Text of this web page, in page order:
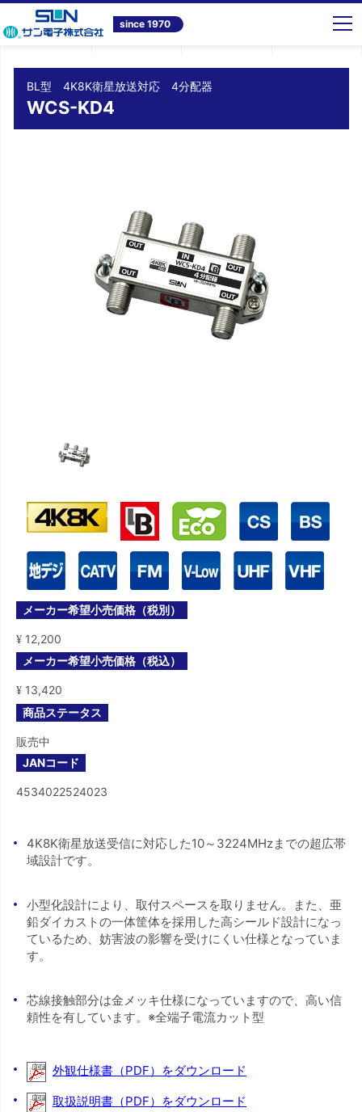
since 1970
トップ 商品情報 テレビ共同受信システム機器 BL型 4K8K衛星放送対応 4分配器 WCS-KD4
BL型 4K8K衛星放送対応 4分配器
WCS-KD4
メーカー希望小売価格（税別）
¥ 12,200
メーカー希望小売価格（税込）
¥ 13,420
商品ステータス
販売中
JANコード
4534022524023
4K8K衛星放送受信に対応した10～3224MHzまでの超広帯
域設計です。
小型化設計により、取付スペースを取りません。また、亜
鉛ダイカストの一体筐体を採用した高シールド設計になっ
ているため、妨害波の影響を受けにくい仕様となっていま
す。
芯線接触部分は金メッキ仕様になっていますので、高い信
頼性を有しています。※全端子電流カット型
外観仕様書（PDF）をダウンロード
取扱説明書（PDF）をダウンロード